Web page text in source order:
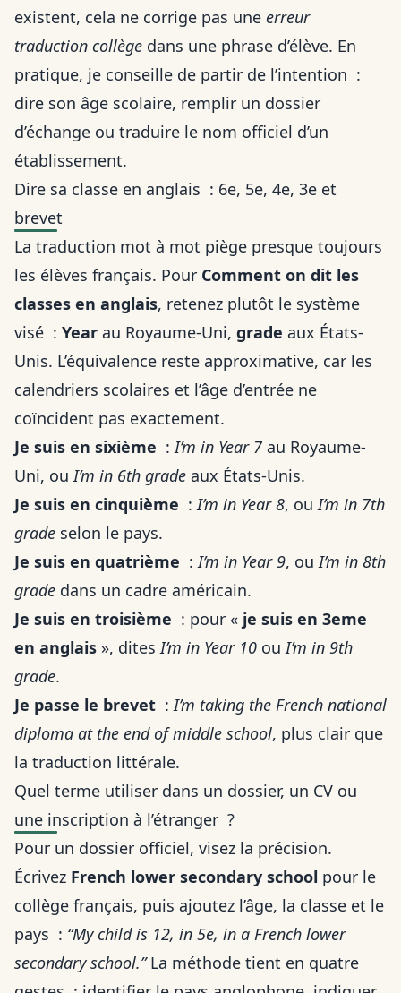
existent, cela ne corrige pas une erreur
traduction collège dans une phrase d’élève. En
pratique, je conseille de partir de l’intention :
dire son âge scolaire, remplir un dossier
d’échange ou traduire le nom officiel d’un
établissement.
Dire sa classe en anglais : 6e, 5e, 4e, 3e et
brevet
La traduction mot à mot piège presque toujours
les élèves français. Pour Comment on dit les
classes en anglais, retenez plutôt le système
visé : Year au Royaume-Uni, grade aux États-
Unis. L’équivalence reste approximative, car les
calendriers scolaires et l’âge d’entrée ne
coïncident pas exactement.
Je suis en sixième :I’m in Year 7 au Royaume-
Uni, ouI’m in 6th grade aux États-Unis.
Je suis en cinquième :I’m in Year 8, ouI’m in 7th
grade selon le pays.
Je suis en quatrième :I’m in Year 9, ouI’m in 8th
grade dans un cadre américain.
Je suis en troisième : pour « je suis en 3eme
en anglais », ditesI’m in Year 10 ouI’m in 9th
grade.
Je passe le brevet :I’m taking the French national
diploma at the end of middle school, plus clair que
la traduction littérale.
Quel terme utiliser dans un dossier, un CV ou
une inscription à l’étranger ?
Pour un dossier officiel, visez la précision.
Écrivez French lower secondary school pour le
collège français, puis ajoutez l’âge, la classe et le
pays : “My child is 12, in 5e, in a French lower
secondary school.”La méthode tient en quatre